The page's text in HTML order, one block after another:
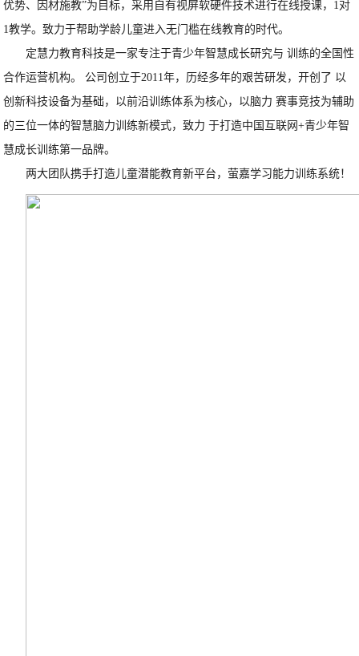
优势、因材施教”为目标，采用自有视屏软硬件技术进行在线授课，1对
1教学。致力于帮助学龄儿童进入无门槛在线教育的时代。
定慧力教育科技是一家专注于青少年智慧成长研究与 训练的全国性
合作运营机构。 公司创立于2011年，历经多年的艰苦研发，开创了 以
创新科技设备为基础，以前沿训练体系为核心，以脑力 赛事竞技为辅助
的三位一体的智慧脑力训练新模式，致力 于打造中国互联网+青少年智
慧成长训练第一品牌。
两大团队携手打造儿童潜能教育新平台，萤嘉学习能力训练系统！